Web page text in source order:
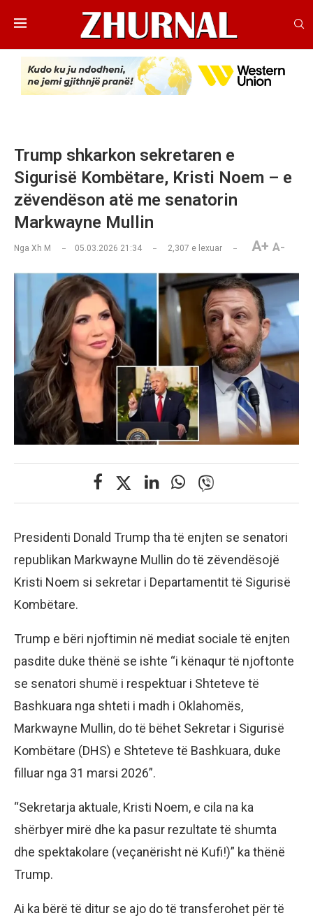
Trump shkarkon sekretaren e
Sigurisë Kombëtare, Kristi Noem – e
zëvendëson atë me senatorin
Markwayne Mullin
Nga Xh M 05.03.2026 21:34 2,307 e lexuar A+ A-
Presidenti Donald Trump tha të enjten se senatori
republikan Markwayne Mullin do të zëvendësojë
Kristi Noem si sekretar i Departamentit të Sigurisë
Kombëtare.
Trump e bëri njoftimin në mediat sociale të enjten
pasdite duke thënë se ishte “i kënaqur të njoftonte
se senatori shumë i respektuar i Shteteve të
Bashkuara nga shteti i madh i Oklahomës,
Markwayne Mullin, do të bëhet Sekretar i Sigurisë
Kombëtare (DHS) e Shteteve të Bashkuara, duke
filluar nga 31 marsi 2026”.
“Sekretarja aktuale, Kristi Noem, e cila na ka
shërbyer mirë dhe ka pasur rezultate të shumta
dhe spektakolare (veçanërisht në Kufi!)” ka thënë
Trump.
Ai ka bërë të ditur se ajo do të transferohet për të